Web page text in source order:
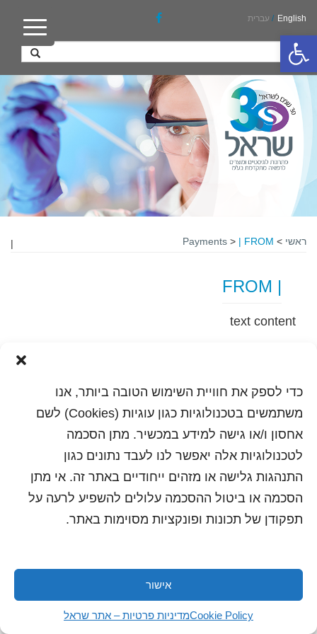
פתח סרגל נגישות
כדי לספק את חוויית השימוש הטובה ביותר, אנו
משתמשים בטכנולוגיות כגון עוגיות (Cookies) לשם
אחסון ו/או גישה למידע במכשיר. מתן הסכמה
לטכנולוגיות אלה יאפשר לנו לעבד נתונים כגון
התנהגות גלישה או מזהים ייחודיים באתר זה. אי מתן
הסכמה או ביטול ההסכמה עלולים להשפיע לרעה על
תפקודן של תכונות ופונקציות מסוימות באתר.
אישור
Cookie Policyמדיניות פרטיות – אתר שראל
English
/ עברית
ראשי >
Payments > | FROM
|
| FROM
text content
שלח לחבר
כל הזכויות שמורות לשראל 2018 | עיצוב ותכנות: סטודיו
"היוצרים"